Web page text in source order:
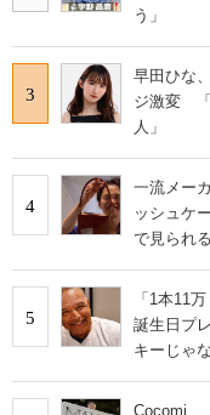
う」
3
早田ひな
ジ激変 「
人」
4
一流メー
ッシュケ
で見られ
5
「1本11
誕生日プ
キーじゃ
Cocomi、